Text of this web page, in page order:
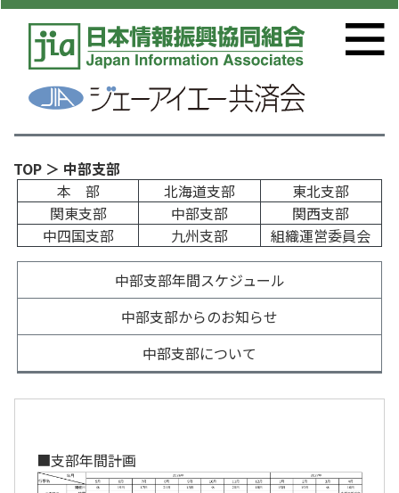
TOP ＞ 中部支部
本 部
北海道支部
東北支部
関東支部
中部支部
関西支部
中四国支部
九州支部 組織運営委員会
中部支部年間スケジュール
中部支部からのお知らせ
中部支部について
■支部年間計画